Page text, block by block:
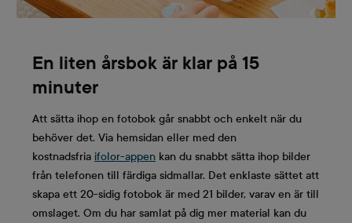
En liten årsbok är klar på 15
minuter
Att sätta ihop en fotobok går snabbt och enkelt när du
behöver det. Via hemsidan eller med den
kostnadsfria ifolor-appen kan du snabbt sätta ihop bilder
från telefonen till färdiga sidmallar. Det enklaste sättet att
skapa ett 20-sidig fotobok är med 21 bilder, varav en är till
omslaget. Om du har samlat på dig mer material kan du